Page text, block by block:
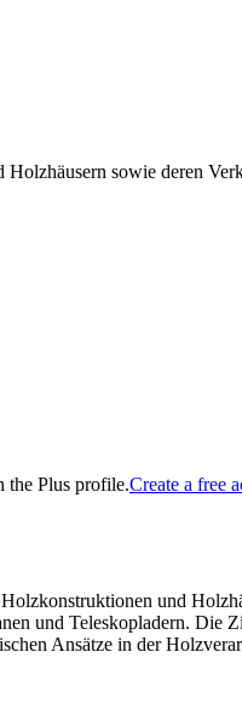
sowie deren
the Plus profile.Create a free
und
und Teleskopladern. Die
Ansätze in der